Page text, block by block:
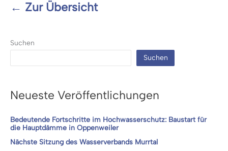
← Zur Übersicht
Suchen
Suchen
Neueste Veröffentlichungen
Bedeutende Fortschritte im Hochwasserschutz: Baustart für
die Hauptdämme in Oppenweiler
Nächste Sitzung des Wasserverbands Murrtal